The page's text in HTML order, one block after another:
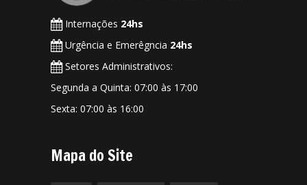
Internações 24hs
Urgência e Emerêgncia 24hs
Setores Administrativos:
Segunda a Quinta: 07:00 às 17:00
Sexta: 07:00 às 16:00
Mapa do Site